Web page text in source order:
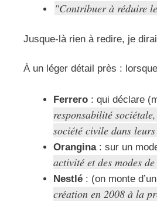
Contribuer à réduire
Jusque-là rien à redire, je
À un léger détail près :
Ferrero : qui déclare
responsabilité
société civile dans
Orangina: sur un
activité et des modes
Nestlé : (on monte
création en 2008 à la